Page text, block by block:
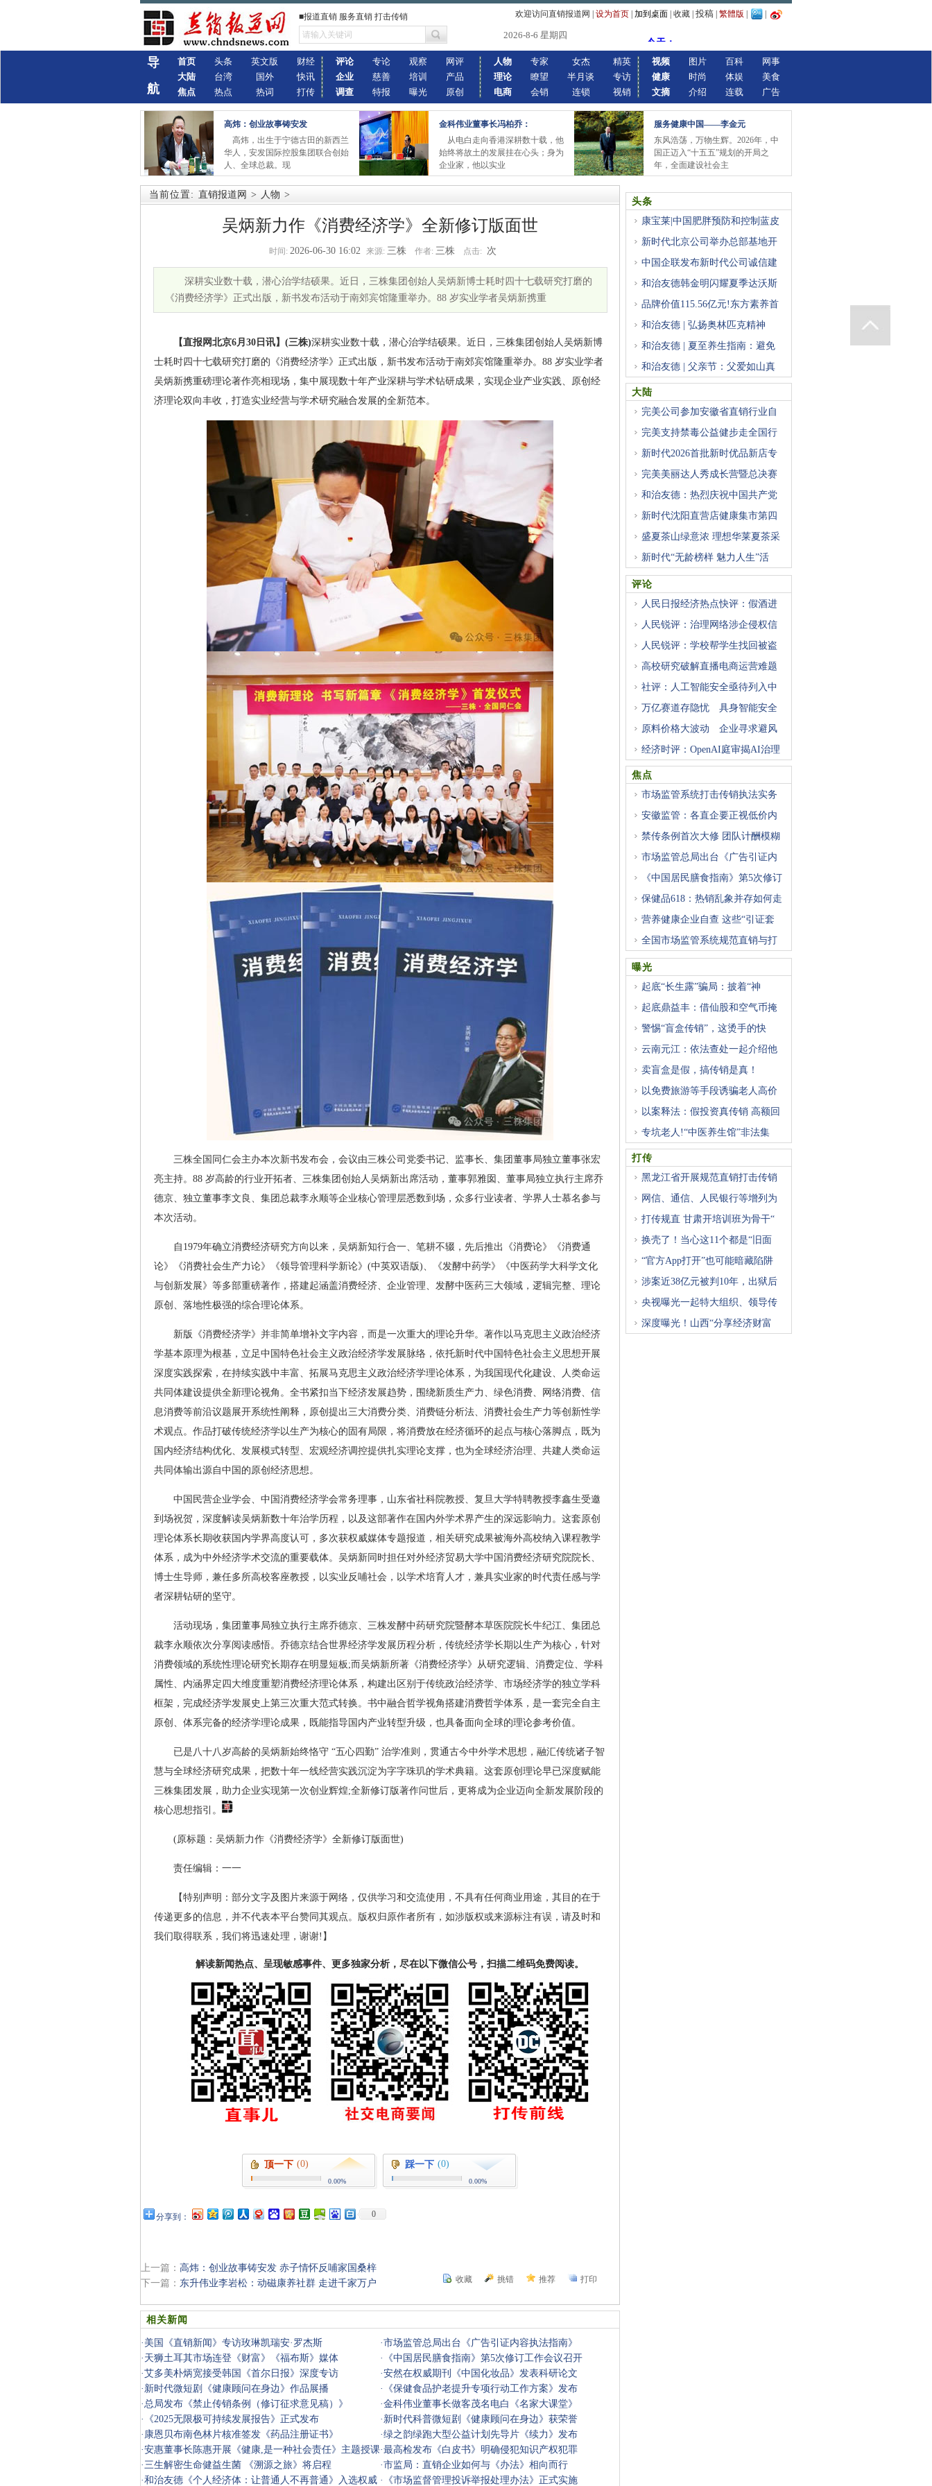
■报道直销 服务直销 打击传销 欢迎访问直销报道网 设为首页 加到桌面 收藏 投稿 繁體版
2026-8-6 星期四
导
航
首页
大陆
焦点
头条
台湾
热点
英文版
国外
热词
财经
快讯
打传
评论
企业
调查
专论
慈善
特报
观察
培训
曝光
网评
产品
原创
人物
理论
电商
专家
瞭望
会销
女杰
半月谈
连锁
精英
专访
视销
视频
健康
文摘
图片
时尚
介绍
百科
体娱
连载
网事
美食
广告
高炜：创业故事铸安发
高炜，出生于宁德古田的新西兰
华人，安发国际控股集团联合创始
人、全球总裁。现
金科伟业董事长冯柏乔：
从电白走向香港深耕数十载，他
始终将故土的发展挂在心头；身为
企业家，他以实业
服务健康中国——李金元
东风浩荡，万物生辉。2026年，中
国正迈入“十五五”规划的开局之
年，全面建设社会主
当前位置: 直销报道网 > 人物 >
吴炳新力作《消费经济学》全新修订版面世
时间: 2026-06-30 16:02 来源: 三株 作者: 三株 点击: 次
深耕实业数十载，潜心治学结硕果。近日，三株集团创始人吴炳新博士耗时四十七载研究打磨的
《消费经济学》正式出版，新书发布活动于南郊宾馆隆重举办。88 岁实业学者吴炳新携重
【直报网北京6月30日讯】(三株)深耕实业数十载，潜心治学结硕果。近日，三株集团创始人吴炳新博
士耗时四十七载研究打磨的《消费经济学》正式出版，新书发布活动于南郊宾馆隆重举办。88 岁实业学者
吴炳新携重磅理论著作亮相现场，集中展现数十年产业深耕与学术钻研成果，实现企业产业实践、原创经
济理论双向丰收，打造实业经营与学术研究融合发展的全新范本。
三株全国同仁会主办本次新书发布会，会议由三株公司党委书记、监事长、集团董事局独立董事张宏
亮主持。88 岁高龄的行业开拓者、三株集团创始人吴炳新出席活动，董事郭雅囡、董事局独立执行主席乔
德京、独立董事李文良、集团总裁李永顺等企业核心管理层悉数到场，众多行业读者、学界人士慕名参与
本次活动。
自1979年确立消费经济研究方向以来，吴炳新知行合一、笔耕不辍，先后推出《消费论》《消费通
论》《消费社会生产力论》《领导管理科学新论》(中英双语版)、《发酵中药学》《中医药学大科学文化
与创新发展》等多部重磅著作，搭建起涵盖消费经济、企业管理、发酵中医药三大领域，逻辑完整、理论
原创、落地性极强的综合理论体系。
新版《消费经济学》并非简单增补文字内容，而是一次重大的理论升华。著作以马克思主义政治经济
学基本原理为根基，立足中国特色社会主义政治经济学发展脉络，依托新时代中国特色社会主义思想开展
深度实践探索，在持续实践中丰富、拓展马克思主义政治经济学理论体系，为我国现代化建设、人类命运
共同体建设提供全新理论视角。全书紧扣当下经济发展趋势，围绕新质生产力、绿色消费、网络消费、信
息消费等前沿议题展开系统性阐释，原创提出三大消费分类、消费链分析法、消费社会生产力等创新性学
术观点。作品打破传统经济学以生产为核心的固有局限，将消费放在经济循环的起点与核心落脚点，既为
国内经济结构优化、发展模式转型、宏观经济调控提供扎实理论支撑，也为全球经济治理、共建人类命运
共同体输出源自中国的原创经济思想。
中国民营企业学会、中国消费经济学会常务理事，山东省社科院教授、复旦大学特聘教授李鑫生受邀
到场祝贺，深度解读吴炳新数十年治学历程，以及这部著作在国内外学术界产生的深远影响力。这套原创
理论体系长期收获国内学界高度认可，多次获权威媒体专题报道，相关研究成果被海外高校纳入课程教学
体系，成为中外经济学术交流的重要载体。吴炳新同时担任对外经济贸易大学中国消费经济研究院院长、
博士生导师，兼任多所高校客座教授，以实业反哺社会，以学术培育人才，兼具实业家的时代责任感与学
者深耕钻研的坚守。
活动现场，集团董事局独立执行主席乔德京、三株发酵中药研究院暨酵本草医院院长牛纪江、集团总
裁李永顺依次分享阅读感悟。乔德京结合世界经济学发展历程分析，传统经济学长期以生产为核心，针对
消费领域的系统性理论研究长期存在明显短板;而吴炳新所著《消费经济学》从研究逻辑、消费定位、学科
属性、内涵界定四大维度重塑消费经济理论体系，构建出区别于传统政治经济学、市场经济学的独立学科
框架，完成经济学发展史上第三次重大范式转换。书中融合哲学视角搭建消费哲学体系，是一套完全自主
原创、体系完备的经济学理论成果，既能指导国内产业转型升级，也具备面向全球的理论参考价值。
已是八十八岁高龄的吴炳新始终恪守 “五心四勤” 治学准则，贯通古今中外学术思想，融汇传统诸子智
慧与全球经济研究成果，把数十年一线经营实践沉淀为字字珠玑的学术典籍。这套原创理论早已深度赋能
三株集团发展，助力企业实现第一次创业辉煌;全新修订版著作问世后，更将成为企业迈向全新发展阶段的
核心思想指引。
(原标题：吴炳新力作《消费经济学》全新修订版面世)
责任编辑：一一
【特别声明：部分文字及图片来源于网络，仅供学习和交流使用，不具有任何商业用途，其目的在于
传递更多的信息，并不代表本平台赞同其观点。版权归原作者所有，如涉版权或来源标注有误，请及时和
我们取得联系，我们将迅速处理，谢谢!】
解读新闻热点、呈现敏感事件、更多独家分析，尽在以下微信公号，扫描二维码免费阅读。
顶一下 (0)
0.00%
踩一下 (0)
0.00%
分享到： 0
上一篇： 高炜：创业故事铸安发 赤子情怀反哺家国桑梓
下一篇： 东升伟业李岩松：动磁康养社群 走进千家万户 收藏 挑错 推荐 打印
相关新闻
· 美国《直销新闻》专访玫琳凯瑞安·罗杰斯 ·市场监管总局出台《广告引证内容执法指南》
· 天狮土耳其市场连登《财富》《福布斯》媒体 ·
《中国居民膳食指南》第5次修订工作会议召开
·艾多美朴炳宽接受韩国《首尔日报》深度专访 ·安然在权威期刊《中国化妆品》发表科研论文
· 新时代微短剧《健康顾问在身边》作品展播 ·
《保健食品护老提升专项行动工作方案》发布
·总局发布《禁止传销条例（修订征求意见稿）》 ·金科伟业董事长做客茂名电白《名家大课堂》
·
《2025无限极可持续发展报告》正式发布 · 新时代科普微短剧《健康顾问在身边》获荣誉
· 康恩贝布南色林片核准签发《药品注册证书》 ·绿之韵绿跑大型公益计划先导片《续力》发布
·安惠董事长陈惠开展《健康,是一种社会责任》主题授课·最高检发布《白皮书》明确侵犯知识产权犯罪
·三生解密生命健益生菌 《溯源之旅》将启程 ·市监局：直销企业如何与《办法》相向而行
·和治友德《个人经济体：让普通人不再普通》入选权威 · 《市场监督管理投诉举报处理办法》正式实施
头条
康宝莱|中国肥胖预防和控制蓝皮
新时代北京公司举办总部基地开
中国企联发布新时代公司诚信建
和治友德韩金明闪耀夏季达沃斯
品牌价值115.56亿元!东方素养首
和治友德 | 弘扬奥林匹克精神
和治友德 | 夏至养生指南：避免
和治友德 | 父亲节：父爱如山真
大陆
完美公司参加安徽省直销行业自
完美支持禁毒公益健步走全国行
新时代2026首批新时优品新店专
完美美丽达人秀成长营暨总决赛
和治友德：热烈庆祝中国共产党
新时代沈阳直营店健康集市第四
盛夏茶山绿意浓 理想华莱夏茶采
新时代“无龄榜样 魅力人生”活
评论
人民日报经济热点快评：假酒进
人民锐评：治理网络涉企侵权信
人民锐评：学校帮学生找回被盗
高校研究破解直播电商运营难题
社评：人工智能安全亟待列入中
万亿赛道存隐忧 具身智能安全
原料价格大波动 企业寻求避风
经济时评：OpenAI庭审揭AI治理
困
焦点
市场监管系统打击传销执法实务
安徽监管：各直企要正视低价内
禁传条例首次大修 团队计酬模糊
市场监管总局出台《广告引证内
《中国居民膳食指南》第5次修订
保健品618：热销乱象并存如何走
营养健康企业自查 这些“引证套
全国市场监管系统规范直销与打
曝光
起底“长生露”骗局：披着“神
起底鼎益丰：借仙股和空气币掩
警惕“盲盒传销”，这烫手的快
云南元江：依法查处一起介绍他
卖盲盒是假，搞传销是真！
以免费旅游等手段诱骗老人高价
以案释法：假投资真传销 高额回
专坑老人!“中医养生馆”非法集
打传
黑龙江省开展规范直销打击传销
网信、通信、人民银行等增列为
打传规直 甘肃开培训班为骨干“
换壳了！当心这11个都是“旧面
“官方App打开”也可能暗藏陷阱
涉案近38亿元被判10年，出狱后
央视曝光一起特大组织、领导传
深度曝光！山西“分享经济财富